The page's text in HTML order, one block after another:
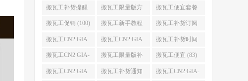
(128) (126)
搬瓦工补货提醒
(106)
搬瓦工限量版方
案 (106)
搬瓦工便宜套餐
(103)
搬瓦工促销 (100) 搬瓦工新手教程
(98)
搬瓦工补货订阅
(98)
搬瓦工CN2 GIA
便宜方案 (92)
搬瓦工CN2 GIA
限量版 (90)
搬瓦工补货时间
(89)
搬瓦工CN2 GIA-
E限量版 (84)
搬瓦工限量版补
货 (84)
搬瓦工便宜 (83)
搬瓦工CN2 GIA 搬瓦工补货通知 搬瓦工CN2 GIA-